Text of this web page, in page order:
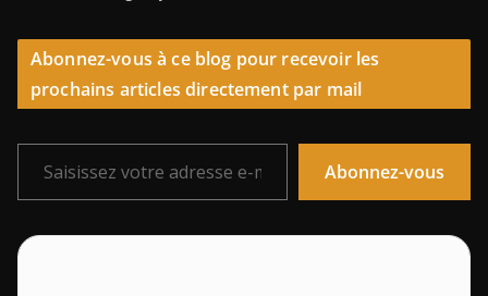
Abonnez-vous à ce blog pour recevoir les
prochains articles directement par mail
Saisissez votre adresse e-mail…
Abonnez-vous